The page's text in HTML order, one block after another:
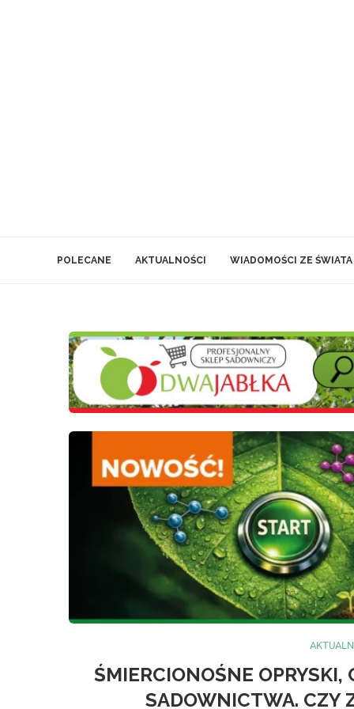
POLECANE AKTUALNOŚCI WIADOMOŚCI ZE ŚWIATA
ŚMIERCIONOŚNE
SADOWNICTWA. CZY